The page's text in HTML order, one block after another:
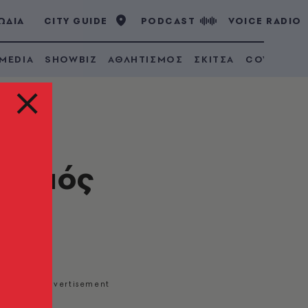
CITY GUIDE PODCAST VOICE RADIO
SHOWBIZ ΑΘΛΗΤΙΣΜΟΣ ΣΚΙΤΣΑ COVID 19